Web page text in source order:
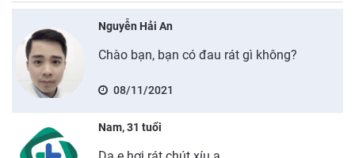
Nguyễn Hải An
Chào bạn, bạn có đau rát gì không?
08/11/2021
Nam, 31 tuổi